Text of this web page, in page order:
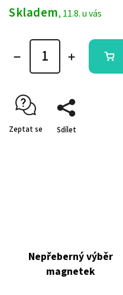
Skladem, 11.8. u vás
Zeptat se Sdílet
Nepřeberný výběr
magnetek